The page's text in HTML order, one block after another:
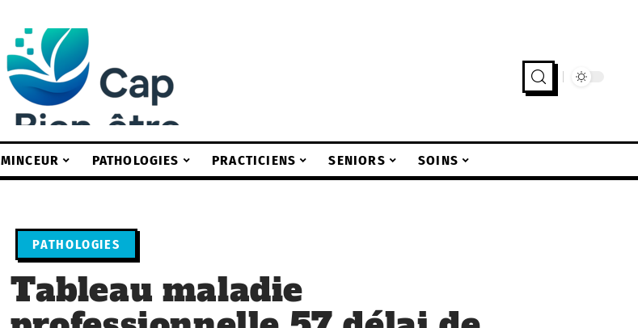
MINCEUR PATHOLOGIES PRACTICIENS SENIORS SOINS
PATHOLOGIES
Tableau maladie